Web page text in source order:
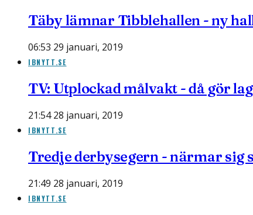
Täby lämnar Tibblehallen - ny
06:53 29 januari, 2019
IBNYTT.SE
TV: Utplockad målvakt - då gör
21:54 28 januari, 2019
IBNYTT.SE
Tredje derbysegern - närmar sig
21:49 28 januari, 2019
IBNYTT.SE